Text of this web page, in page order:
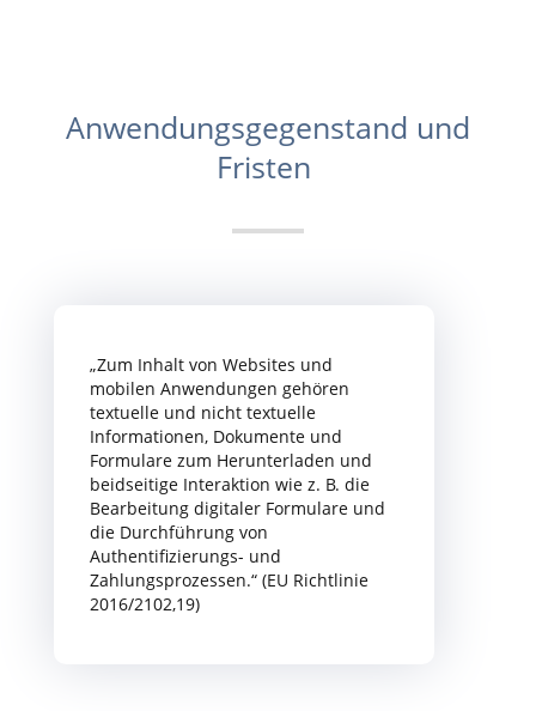
Anwendungsgegenstand und
Fristen
„Zum Inhalt von Websites und
mobilen Anwendungen gehören
textuelle und nicht textuelle
Informationen, Dokumente und
Formulare zum Herunterladen und
beidseitige Interaktion wie z. B. die
Bearbeitung digitaler Formulare und
die Durchführung von
Authentifizierungs- und
Zahlungsprozessen.“ (EU Richtlinie
2016/2102,19)